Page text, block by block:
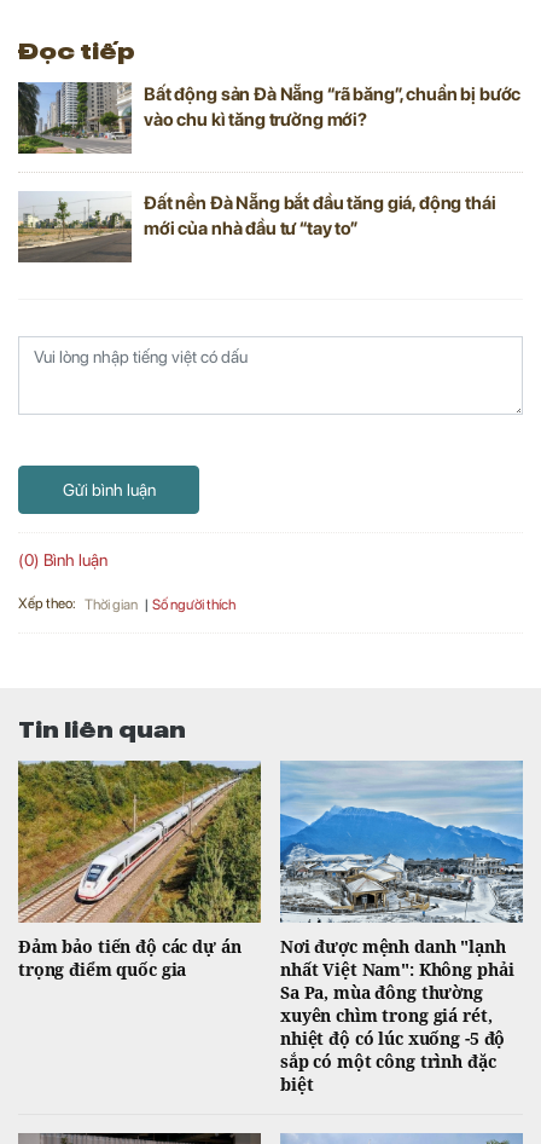
Đọc tiếp
Bất động sản Đà Nẵng “rã băng”, chuẩn bị bước
vào chu kì tăng trưởng mới?
Đất nền Đà Nẵng bắt đầu tăng giá, động thái
mới của nhà đầu tư “tay to”
Gửi bình luận
(0) Bình luận
Xếp theo: Thời gian Số người thích
Tin liên quan
Đảm bảo tiến độ các dự án
trọng điểm quốc gia
Nơi được mệnh danh "lạnh
nhất Việt Nam": Không phải
Sa Pa, mùa đông thường
xuyên chìm trong giá rét,
nhiệt độ có lúc xuống -5 độ
sắp có một công trình đặc
biệt